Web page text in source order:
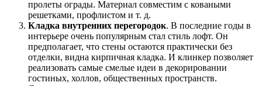
пролеты ограды. Материал совместим с коваными
решетками, профлистом и т. д.
Кладка внутренних перегородок. В последние годы в
интерьере очень популярным стал стиль лофт. Он
предполагает, что стены остаются практически без
отделки, видна кирпичная кладка. И клинкер позволяет
реализовать самые смелые идеи в декорировании
гостиных, холлов, общественных пространств.